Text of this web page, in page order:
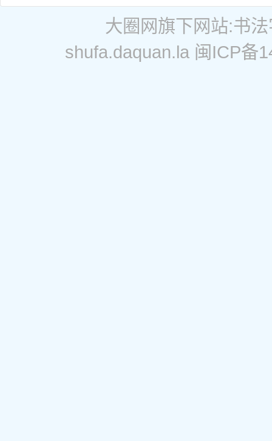
大圈网旗下网站:书
shufa.daquan.la 闽ICP备